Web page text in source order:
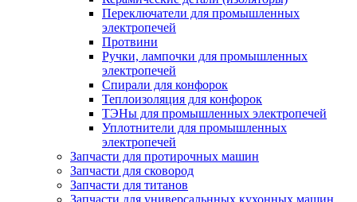
Переключатели для промышленных
электропечей
Протвини
Ручки, лампочки для промышленных
электропечей
Спирали для конфорок
Теплоизоляция для конфорок
ТЭНы для промышленных электропечей
Уплотнители для промышленных
электропечей
Запчасти для протирочных машин
Запчасти для сковород
Запчасти для титанов
Запчасти для универсальнных кухонных машин